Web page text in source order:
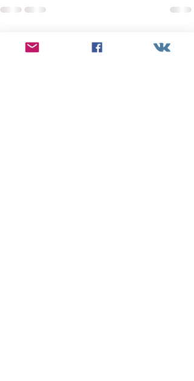
Недавние посты Смотреть все